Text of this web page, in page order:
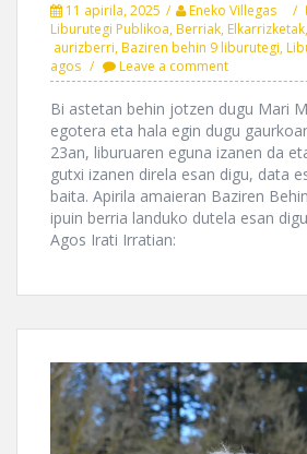
11 apirila, 2025 Eneko Villegas
Liburutegi Publikoa,Berriak,Elkarrizketak,
aurizberri,Baziren behin 9 liburutegi,
agos
Leave a comment
Bi astetan behin jotzen dugu Mari
egotera eta hala egin dugu
23an, liburuaren eguna izanen da
gutxi izanen direla esan digu, data
baita. Apirila amaieran Baziren
ipuin berria landuko dutela esan
Agos Irati Irratian: